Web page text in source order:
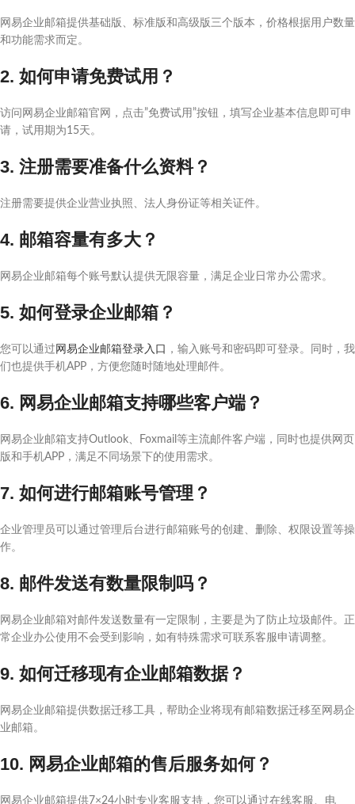
网易企业邮箱提供基础版、标准版和高级版三个版本，价格根据用户数量
和功能需求而定。
2. 如何申请免费试用？
访问网易企业邮箱官网，点击”免费试用”按钮，填写企业基本信息即可申
请，试用期为15天。
3. 注册需要准备什么资料？
注册需要提供企业营业执照、法人身份证等相关证件。
4. 邮箱容量有多大？
网易企业邮箱每个账号默认提供无限容量，满足企业日常办公需求。
5. 如何登录企业邮箱？
您可以通过 网易企业邮箱登录入口
，输入账号和密码即可登录。同时，我
们也提供手机APP，方便您随时随地处理邮件。
6. 网易企业邮箱支持哪些客户端？
网易企业邮箱支持Outlook、Foxmail等主流邮件客户端，同时也提供网页
版和手机APP，满足不同场景下的使用需求。
7. 如何进行邮箱账号管理？
企业管理员可以通过管理后台进行邮箱账号的创建、删除、权限设置等操
作。
8. 邮件发送有数量限制吗？
网易企业邮箱对邮件发送数量有一定限制，主要是为了防止垃圾邮件。正
常企业办公使用不会受到影响，如有特殊需求可联系客服申请调整。
9. 如何迁移现有企业邮箱数据？
网易企业邮箱提供数据迁移工具，帮助企业将现有邮箱数据迁移至网易企
业邮箱。
10. 网易企业邮箱的售后服务如何？
网易企业邮箱提供7×24小时专业客服支持，您可以通过在线客服、电